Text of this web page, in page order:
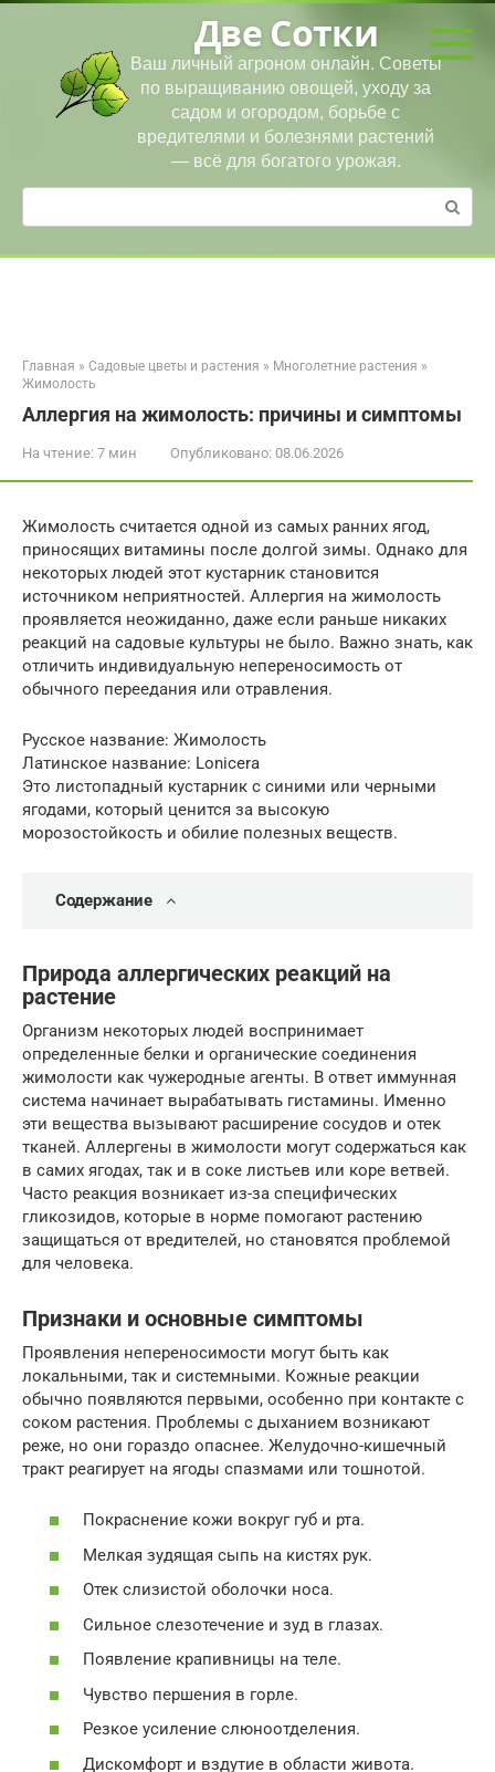
Перейти
Две Сотки
Ваш личный агроном онлайн. Советы
по выращиванию овощей, уходу за
садом и огородом, борьбе с
вредителями и болезнями растений
— всё для богатого урожая.
Поиск:
Главная » Садовые цветы и растения » Многолетние растения »
Жимолость
Аллергия на жимолость: причины и симптомы
На чтение: 7 мин Опубликовано: 08.06.2026
Жимолость считается одной из самых ранних ягод,
приносящих витамины после долгой зимы. Однако для
некоторых людей этот кустарник становится
источником неприятностей. Аллергия на жимолость
проявляется неожиданно, даже если раньше никаких
реакций на садовые культуры не было. Важно знать, как
отличить индивидуальную непереносимость от
обычного переедания или отравления.
Русское название: Жимолость
Латинское название: Lonicera
Это листопадный кустарник с синими или черными
ягодами, который ценится за высокую
морозостойкость и обилие полезных веществ.
Содержание
Природа аллергических реакций на
растение
Организм некоторых людей воспринимает
определенные белки и органические соединения
жимолости как чужеродные агенты. В ответ иммунная
система начинает вырабатывать гистамины. Именно
эти вещества вызывают расширение сосудов и отек
тканей. Аллергены в жимолости могут содержаться как
в самих ягодах, так и в соке листьев или коре ветвей.
Часто реакция возникает из-за специфических
гликозидов, которые в норме помогают растению
защищаться от вредителей, но становятся проблемой
для человека.
Признаки и основные симптомы
Проявления непереносимости могут быть как
локальными, так и системными. Кожные реакции
обычно появляются первыми, особенно при контакте с
соком растения. Проблемы с дыханием возникают
реже, но они гораздо опаснее. Желудочно-кишечный
тракт реагирует на ягоды спазмами или тошнотой.
Покраснение кожи вокруг губ и рта.
Мелкая зудящая сыпь на кистях рук.
Отек слизистой оболочки носа.
Сильное слезотечение и зуд в глазах.
Появление крапивницы на теле.
Чувство першения в горле.
Резкое усиление слюноотделения.
Дискомфорт и вздутие в области живота.